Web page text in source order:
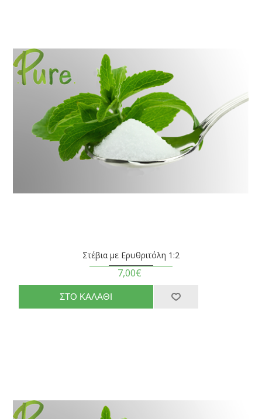
Στέβια με Ερυθριτόλη 1:2
7,00€